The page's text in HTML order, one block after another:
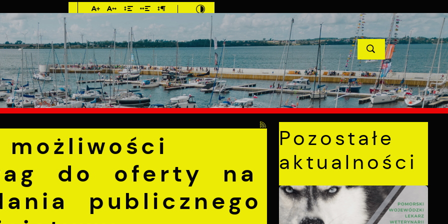
Imieniny: Dorota,
Konrad, Kajetan
MIESZKANIEC TURYSTYKA INWESTYCJE PROJEKTY UNIJNE KONTAKT
zgłaszania uwag do oferty na realizację zadania publicznego złożonej z
pozarządowej
POPRZEDNI NASTĘPNY
do oferty na
publicznego
Pozostałe
aktualności